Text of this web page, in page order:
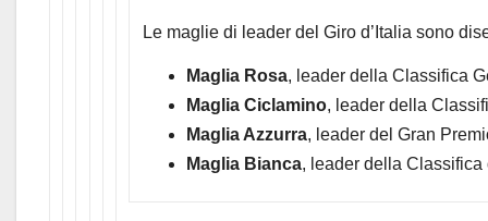
Le maglie di leader del Giro d’Italia sono
Maglia Rosa, leader della Classifica
Maglia Ciclamino, leader della
Maglia Azzurra, leader del Gran
Maglia Bianca, leader della